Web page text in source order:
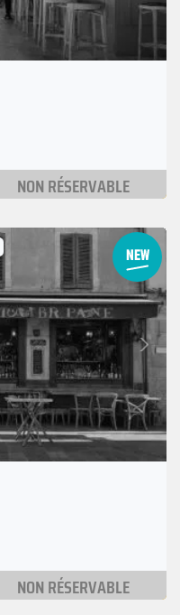
NON RÉSERVABLE
Suivant
NON RÉSERVABLE